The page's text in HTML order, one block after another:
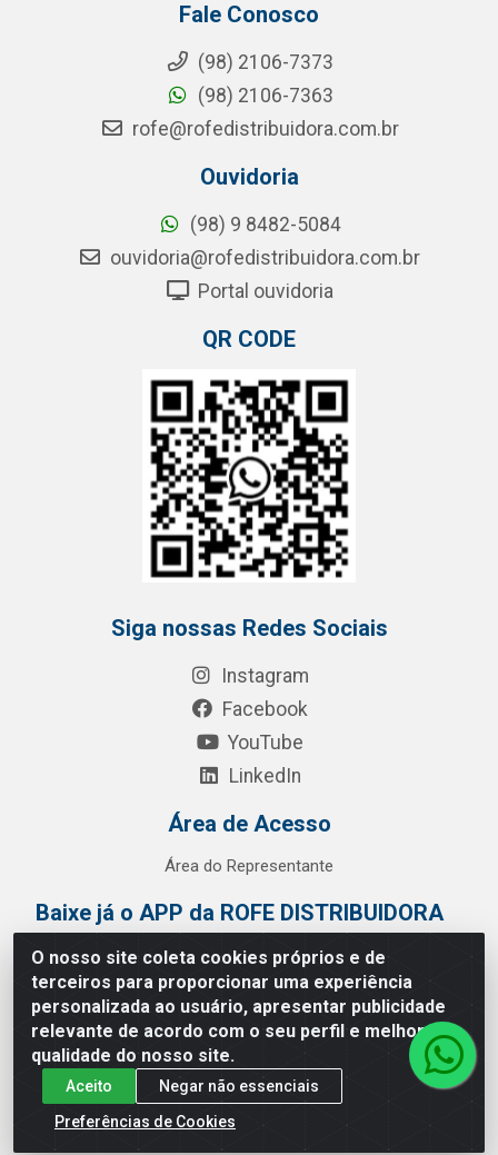
O nosso site coleta cookies próprios e de
terceiros para proporcionar uma experiência
personalizada ao usuário, apresentar publicidade
relevante de acordo com o seu perfil e melhorar a
qualidade do nosso site.
Aceito
Negar não essenciais
Preferências de Cookies
Fale Conosco
(98) 2106-7373
(98) 2106-7363
rofe@rofedistribuidora.com.br
Ouvidoria
(98) 9 8482-5084
ouvidoria@rofedistribuidora.com.br
Portal ouvidoria
QR CODE
Siga nossas Redes Sociais
Instagram
Facebook
YouTube
LinkedIn
Área de Acesso
Área do Representante
Baixe já o APP da ROFE DISTRIBUIDORA